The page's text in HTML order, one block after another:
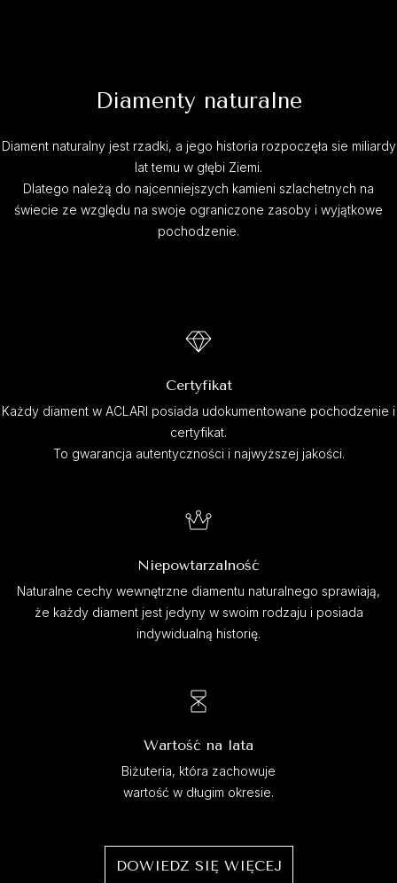
Diamenty naturalne
Diament naturalny jest rzadki, a jego historia rozpoczęła sie miliardy
lat temu w głębi Ziemi.
Dlatego należą do najcenniejszych kamieni szlachetnych na
świecie ze względu na swoje ograniczone zasoby i wyjątkowe
pochodzenie.
Certyfikat
Każdy diament w ACLARI posiada udokumentowane pochodzenie i
certyfikat.
To gwarancja autentyczności i najwyższej jakości.
Niepowtarzalność
Naturalne cechy wewnętrzne diamentu naturalnego sprawiają,
że każdy diament jest jedyny w swoim rodzaju i posiada
indywidualną historię.
Wartość na lata
Biżuteria, która zachowuje
wartość w długim okresie.
DOWIEDZ SIĘ WIĘCEJ